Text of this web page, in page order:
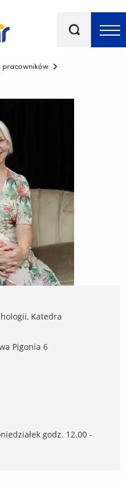
kluczowe
pracowników
Katedra
Pigonia 6
godz. 12.00 -